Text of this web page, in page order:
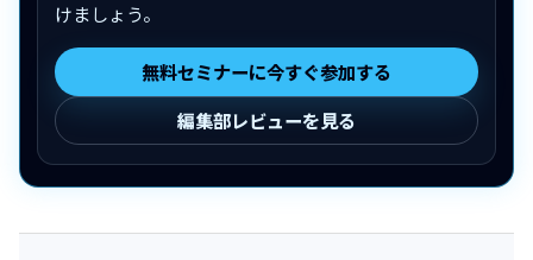
けましょう。
無料セミナーに今すぐ参加する
編集部レビューを見る